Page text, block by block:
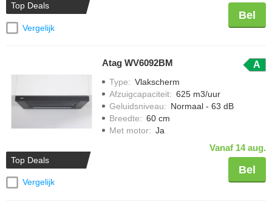
Top Deals
Vergelijk
Bel
Top Deals
Vergelijk
Atag WV6092BM A
Type: Vlakscherm
Afzuigcapaciteit: 625 m3/uur
Geluidsniveau: Normaal - 63 dB
Breedte: 60 cm
Met motor: Ja
Vanaf 14 aug.
Bel